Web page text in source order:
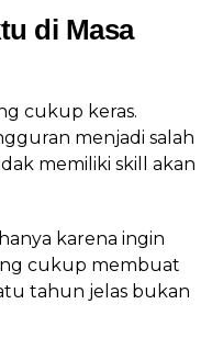
di Masa
cukup keras.
menjadi salah
memiliki skill akan
hanya karena ingin
cukup membuat
tahun jelas bukan